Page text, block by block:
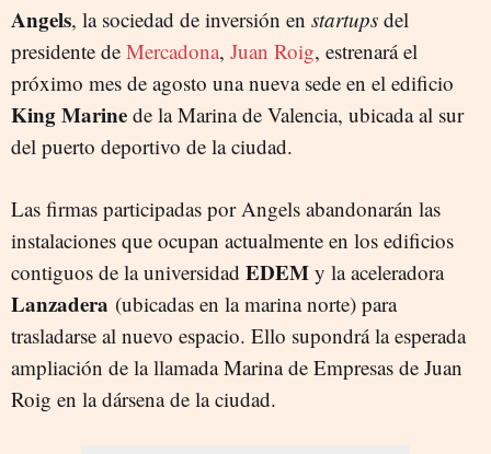
Angels, la sociedad de inversión en startups del
presidente de Mercadona, Juan Roig, estrenará el
próximo mes de agosto una nueva sede en el edificio
King Marine de la Marina de Valencia, ubicada al sur
del puerto deportivo de la ciudad.
Las firmas participadas por Angels abandonarán las
instalaciones que ocupan actualmente en los edificios
contiguos de la universidad EDEM y la aceleradora
Lanzadera (ubicadas en la marina norte) para
trasladarse al nuevo espacio. Ello supondrá la esperada
ampliación de la llamada Marina de Empresas de Juan
Roig en la dársena de la ciudad.